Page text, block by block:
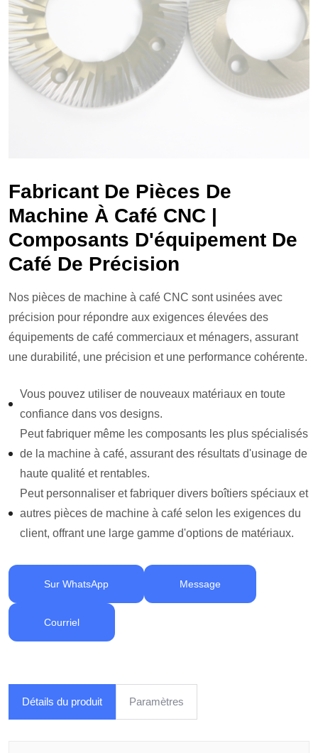
Fabricant De Pièces De
Machine À Café CNC |
Composants D'équipement De
Café De Précision
Nos pièces de machine à café CNC sont usinées avec
précision pour répondre aux exigences élevées des
équipements de café commerciaux et ménagers, assurant
une durabilité, une précision et une performance cohérente.
Vous pouvez utiliser de nouveaux matériaux en toute
confiance dans vos designs.
Peut fabriquer même les composants les plus spécialisés
de la machine à café, assurant des résultats d'usinage de
haute qualité et rentables.
Peut personnaliser et fabriquer divers boîtiers spéciaux et
autres pièces de machine à café selon les exigences du
client, offrant une large gamme d'options de matériaux.
Sur WhatsApp Message
Courriel
Détails du produit Paramètres